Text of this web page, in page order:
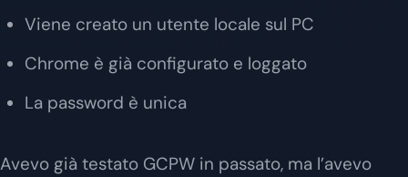
Viene creato un utente locale sul PC
Chrome è già configurato e loggato
La password è unica
Avevo già testato GCPW in passato, ma l’avevo